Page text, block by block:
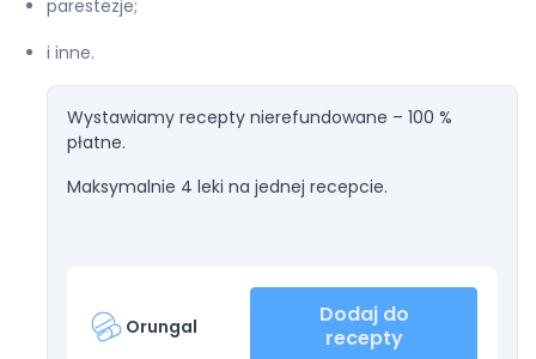
parestezje;
i inne.
Wystawiamy recepty nierefundowane – 100 %
płatne.
Maksymalnie 4 leki na jednej recepcie.
Orungal
Dodaj do
recepty